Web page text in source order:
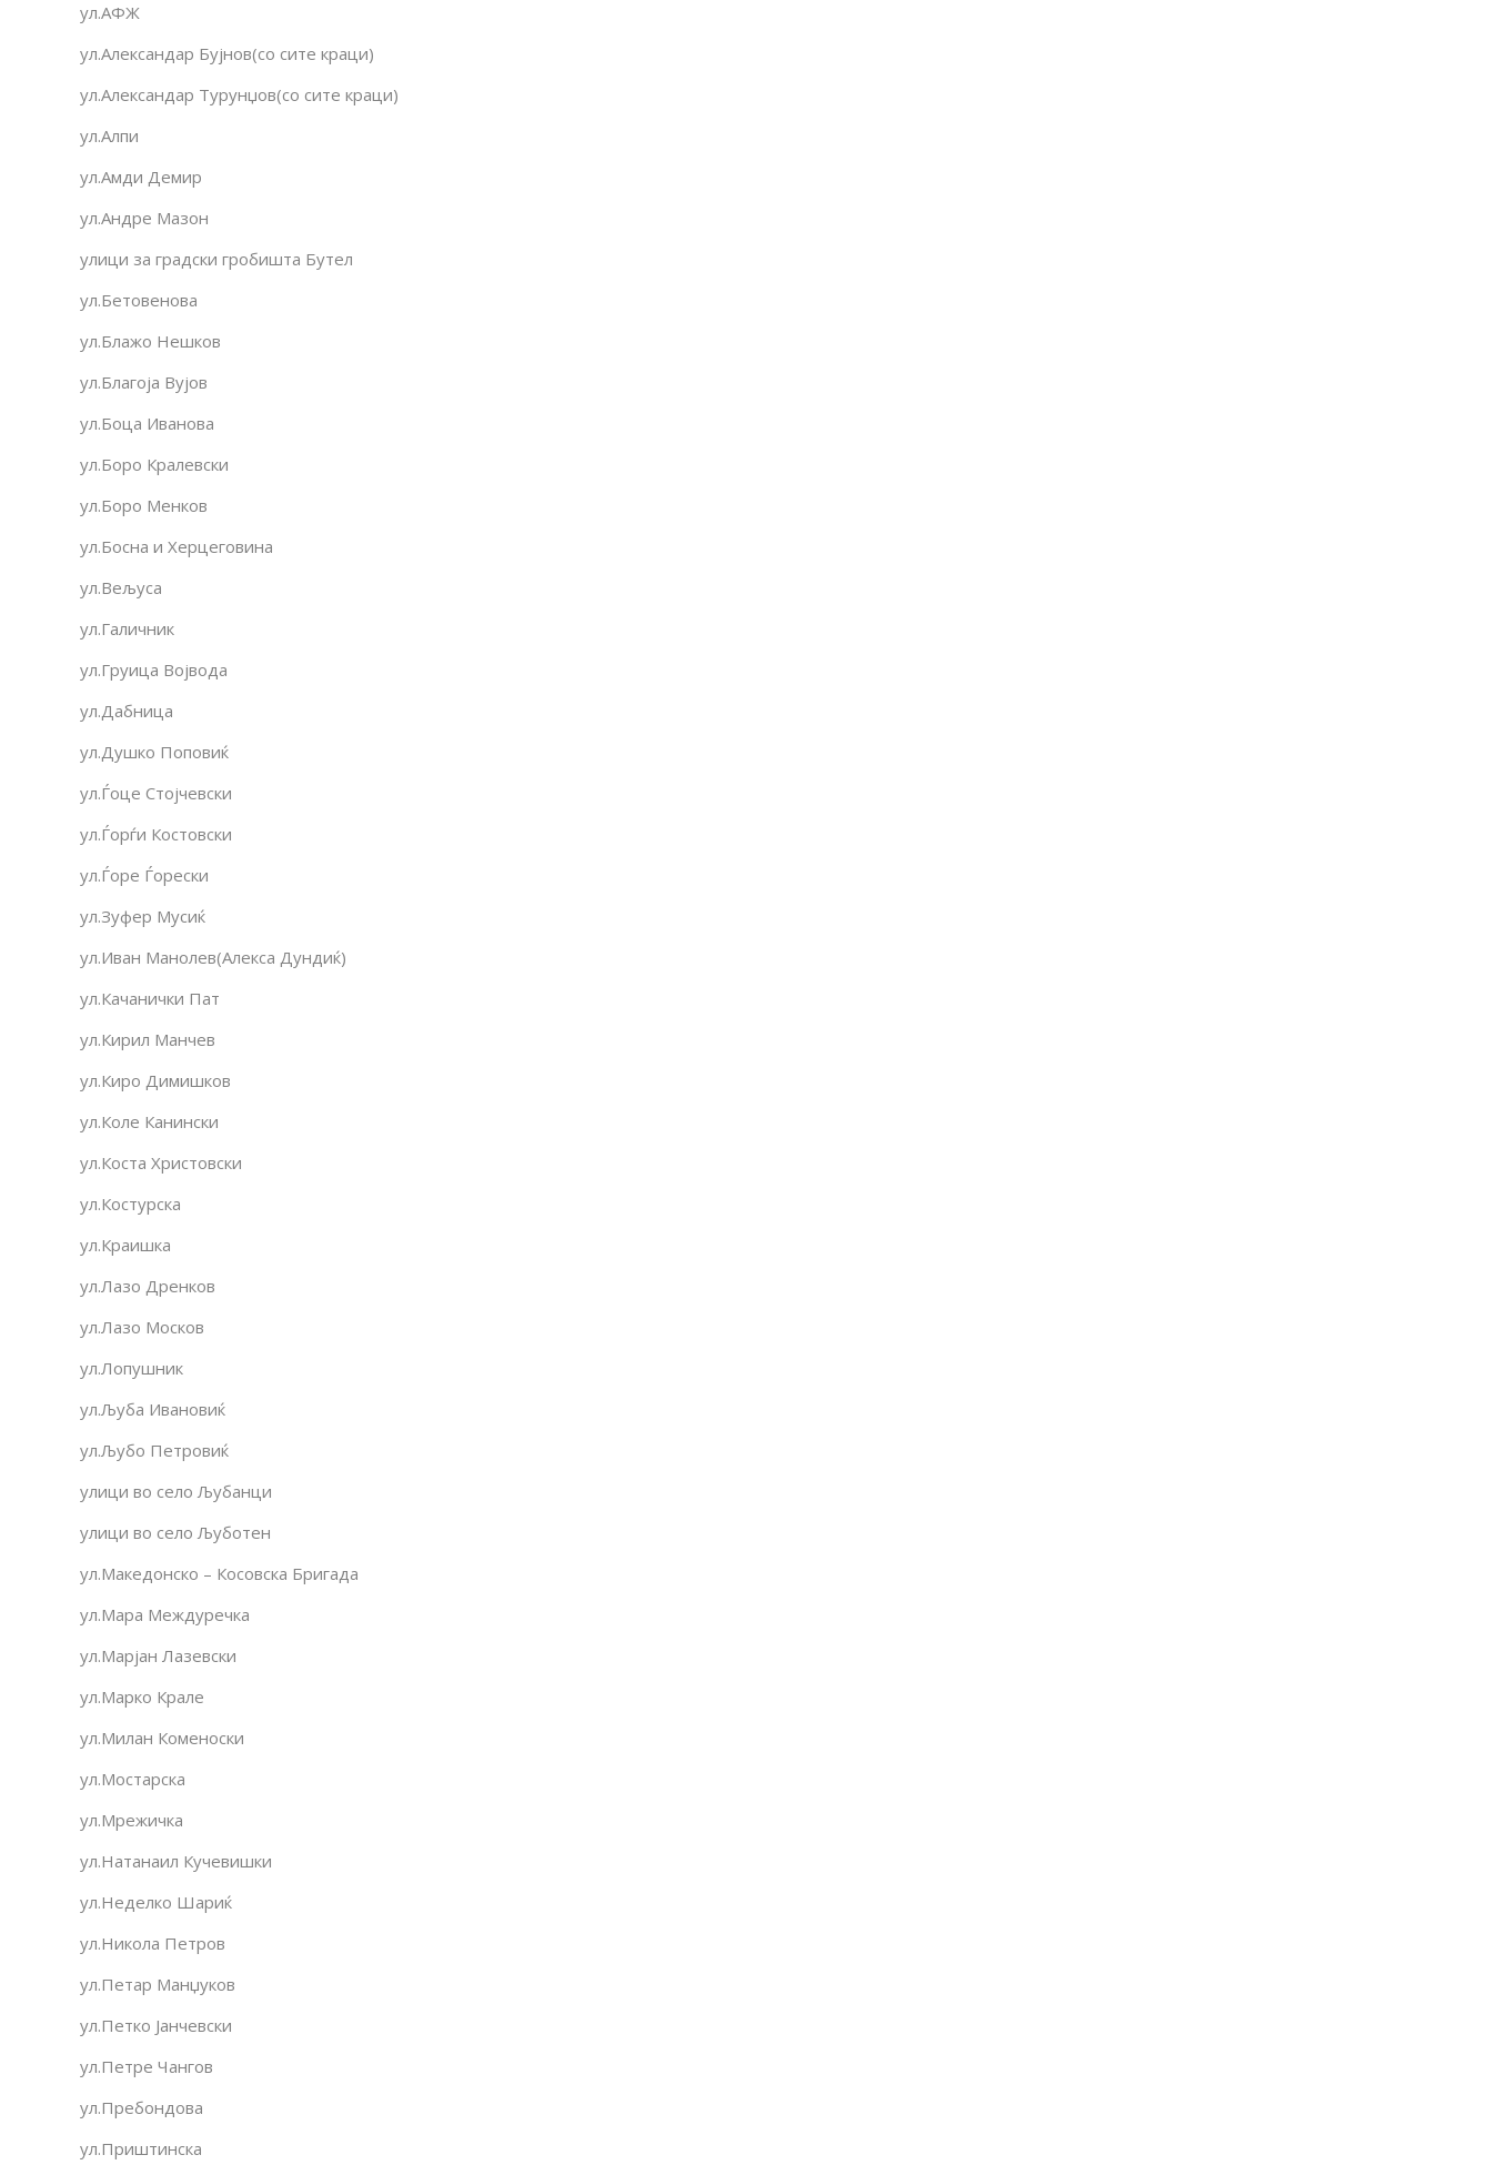
ул.АФЖ
ул.Александар Бујнов(со сите краци)
ул.Александар Турунџов(со сите краци)
ул.Алпи
ул.Амди Демир
ул.Андре Мазон
улици за градски гробишта Бутел
ул.Бетовенова
ул.Блажо Нешков
ул.Благоја Вујов
ул.Боца Иванова
ул.Боро Кралевски
ул.Боро Менков
ул.Босна и Херцеговина
ул.Вељуса
ул.Галичник
ул.Груица Војвода
ул.Дабница
ул.Душко Поповиќ
ул.Ѓоце Стојчевски
ул.Ѓорѓи Костовски
ул.Ѓоре Ѓорески
ул.Зуфер Мусиќ
ул.Иван Манолев(Алекса Дундиќ)
ул.Качанички Пат
ул.Кирил Манчев
ул.Киро Димишков
ул.Коле Канински
ул.Коста Христовски
ул.Костурска
ул.Краишка
ул.Лазо Дренков
ул.Лазо Москов
ул.Лопушник
ул.Љуба Ивановиќ
ул.Љубо Петровиќ
улици во село Љубанци
улици во село Љуботен
ул.Македонско – Косовска Бригада
ул.Мара Междуречка
ул.Марјан Лазевски
ул.Марко Крале
ул.Милан Коменоски
ул.Мостарска
ул.Мрежичка
ул.Натанаил Кучевишки
ул.Неделко Шариќ
ул.Никола Петров
ул.Петар Манџуков
ул.Петко Јанчевски
ул.Петре Чангов
ул.Пребондова
ул.Приштинска